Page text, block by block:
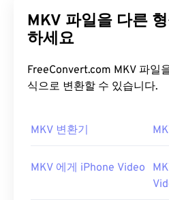
MKV 파일을 다른
하세요
FreeConvert.com MKV 파일을 다음과 같은 다른 형
식으로 변환할 수 있습니다.
MKV 변환기
MKV 에게 iPhone Video